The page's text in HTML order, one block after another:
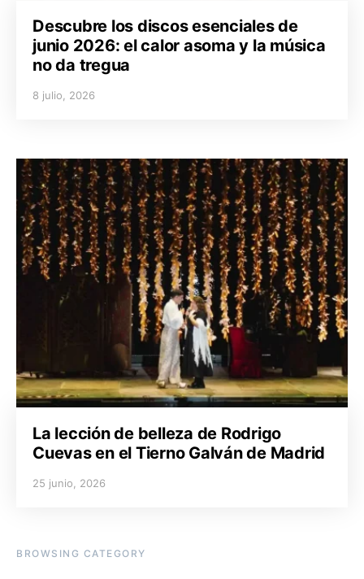
Descubre los discos esenciales de
junio 2026: el calor asoma y la música
no da tregua
Posted on
8 julio, 2026
La lección de belleza de Rodrigo
Cuevas en el Tierno Galván de Madrid
Posted on
25 junio, 2026
BROWSING CATEGORY